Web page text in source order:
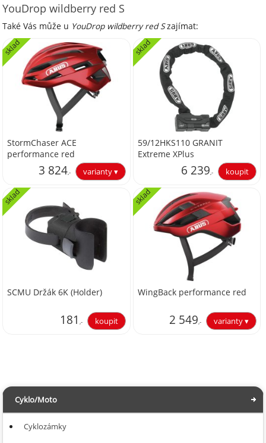
YouDrop wildberry red S
Také Vás může u YouDrop wildberry red Szajímat:
StormChaser ACE
performance red
sklad
3 824,-
59/12HKS110 GRANIT
Extreme XPlus
sklad
6 239,-
5 156,20
SCMU Držák 6K (Holder)
sklad
181,-
WingBack performance red
sklad
2 549,-
Cyklo/Moto
Cyklozámky